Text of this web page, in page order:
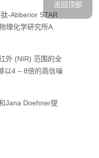
-Abberior STAR
理化学研究所A.
外 (NIR) 范围的全
以‍4 – 8‍倍的高信噪
Jana Doehner提
返回顶部